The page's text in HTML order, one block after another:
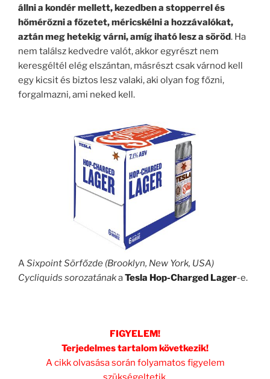
állni a kondér mellett, kezedben a stopperrel és
hőmérőzni a főzetet, méricskélni a hozzávalókat,
aztán meg hetekig várni, amíg iható lesz a söröd. Ha
nem találsz kedvedre valót, akkor egyrészt nem
keresgéltél elég elszántan, másrészt csak várnod kell
egy kicsit és biztos lesz valaki, aki olyan fog főzni,
forgalmazni, ami neked kell.
ASixpoint Sörfőzde (Brooklyn, New York, USA)
Cycliquids sorozatánakaTesla Hop-Charged Lager-e.
FIGYELEM!
Terjedelmes tartalom következik!
A cikk olvasása során folyamatos figyelem